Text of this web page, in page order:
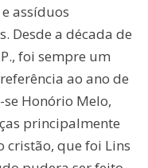
assíduos
Desde a década de
foi sempre um
ao ano de
Honório Melo,
principalmente
cristão, que foi Lins